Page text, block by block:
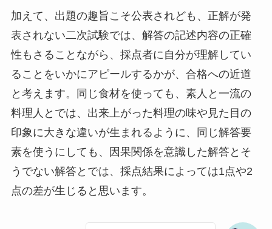
加えて、出題の趣旨こそ公表されども、正解が発
表されない二次試験では、解答の記述内容の正確
性もさることながら、採点者に自分が理解してい
ることをいかにアピールするかが、合格への近道
と考えます。同じ食材を使っても、素人と一流の
料理人とでは、出来上がった料理の味や見た目の
印象に大きな違いが生まれるように、同じ解答要
素を使うにしても、因果関係を意識した解答とそ
うでない解答とでは、採点結果によっては1点や2
点の差が生じると思います。